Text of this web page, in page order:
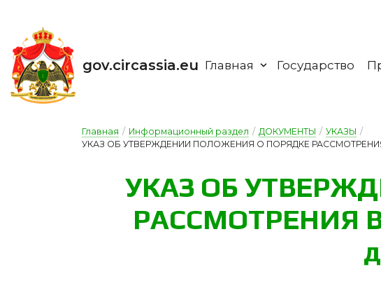
gov.circassia.eu Главная Государство
Главная / Информационный раздел / ДОКУМЕНТЫ / УКАЗЫ /
УКАЗ ОБ УТВЕРЖДЕНИИ ПОЛОЖЕНИЯ О ПОРЯДКЕ
У­КАЗ ОБ
РАС­СМОТ­РЕ­НИЯ